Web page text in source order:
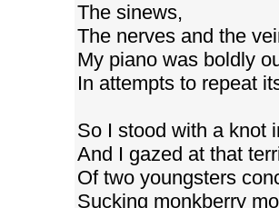
The sinews,
The nerves and the
My piano was boldly
In attempts to repeat
So I stood with a knot
And I gazed at that
Of two youngsters
Sucking monkberry